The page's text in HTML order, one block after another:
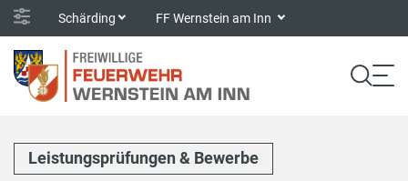
Schärding FF Wernstein am Inn
Leistungsprüfungen & Bewerbe